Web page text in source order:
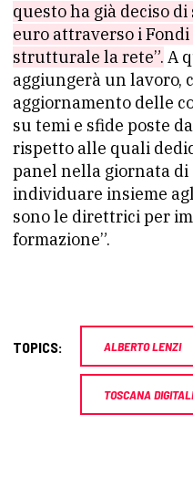
questo ha già deciso
euro attraverso i
strutturale la rete”. A
aggiungerà un lavoro,
aggiornamento delle
su temi e sfide poste
rispetto alle quali
panel nella giornata di
individuare insieme
sono le direttrici per
formazione”.
TOPICS: ALBERTO LENZI
TOSCANA